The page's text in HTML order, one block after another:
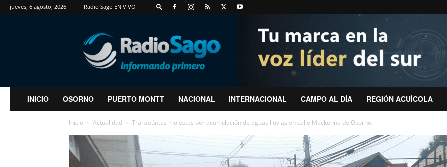
jueves, 6 agosto, 2026 Radio Sago EN VIVO
RadioSago
INICIO OSORNO PUERTO MONTT NACIONAL INTERNACIONAL CAMPO AL DÍA REGIÓN ACUÍCOLA
Inicio Actualidad Transeúntes molestos por acumulación de aguas lluvias en calle Mackenna de Osorno.